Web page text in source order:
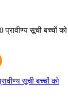
सूची बच्चों को